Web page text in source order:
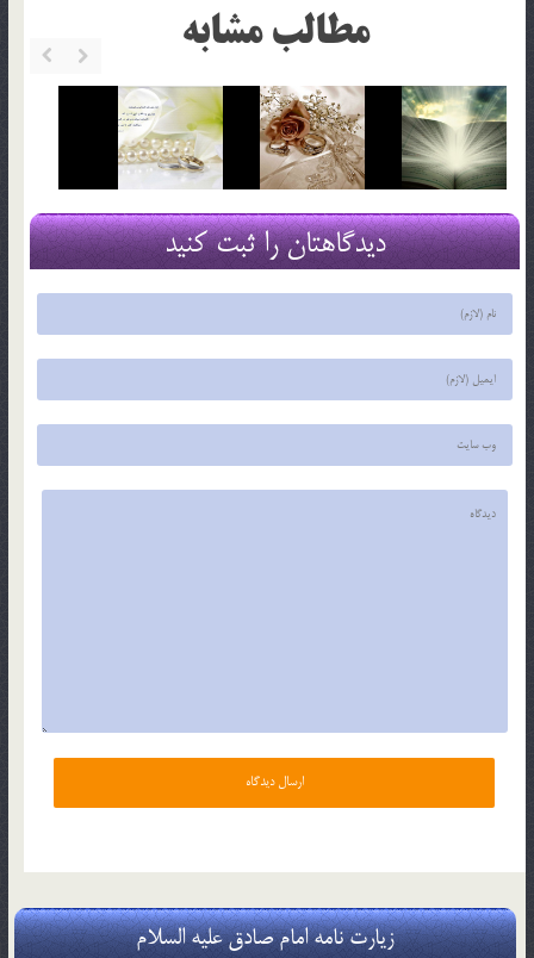
مطالب مشابه
دیدگاهتان را ثبت کنید
زیارت نامه امام صادق علیه السلام